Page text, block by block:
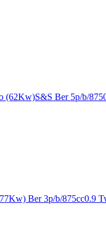
(62Kw)S&S Ber 5p/b/875
Ber 3p/b/875cc0.9